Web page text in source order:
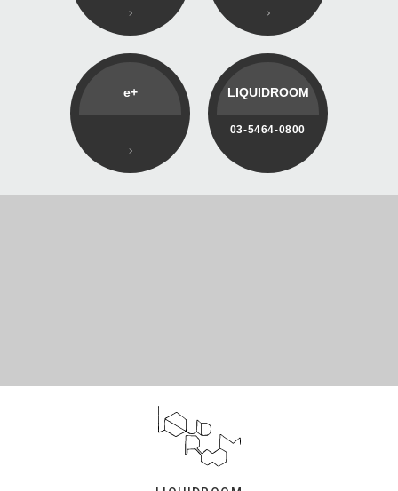
e+ LIQUIDROOM
03-5464-0800